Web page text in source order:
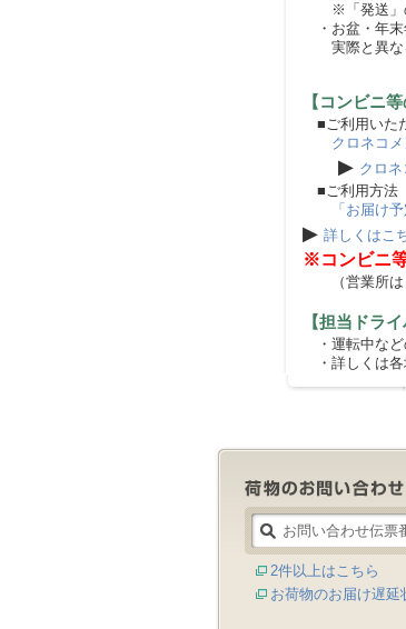
※「発送」の
・お盆・年末
実際と異な
【コンビニ
■ご利用いた
クロネコ
▶ クロネ
■ご利用方法
「お届け
▶ 詳しくはこ
※コンビニ
（営業所は
【担当ドラ
・運転中など
・詳しくは各
2件以上はこちら
お荷物のお届け遅延